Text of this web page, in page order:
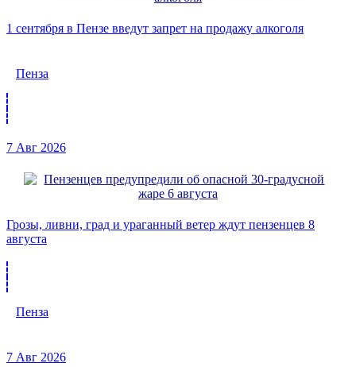
1 сентября в Пензе введут запрет на продажу алкоголя
Пенза
7 Авг 2026
Грозы, ливни, град и ураганный ветер ждут пензенцев 8
августа
Пенза
7 Авг 2026